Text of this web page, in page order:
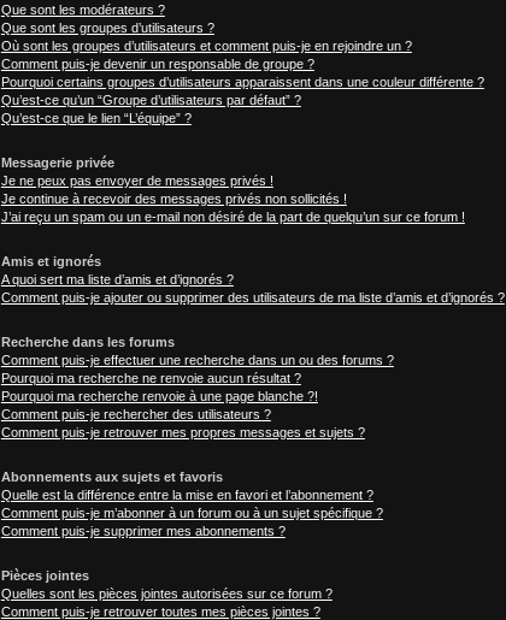
Que sont les modérateurs ?
Que sont les groupes d’utilisateurs ?
Où sont les groupes d’utilisateurs et comment puis-je en rejoindre un ?
Comment puis-je devenir un responsable de groupe ?
Pourquoi certains groupes d’utilisateurs apparaissent dans une couleur différente ?
Qu’est-ce qu’un “Groupe d’utilisateurs par défaut” ?
Qu’est-ce que le lien “L’équipe” ?
Messagerie privée
Je ne peux pas envoyer de messages privés !
Je continue à recevoir des messages privés non sollicités !
J’ai reçu un spam ou un e-mail non désiré de la part de quelqu’un sur ce forum !
Amis et ignorés
A quoi sert ma liste d’amis et d’ignorés ?
Comment puis-je ajouter ou supprimer des utilisateurs de ma liste d’amis et d’ignorés ?
Recherche dans les forums
Comment puis-je effectuer une recherche dans un ou des forums ?
Pourquoi ma recherche ne renvoie aucun résultat ?
Pourquoi ma recherche renvoie à une page blanche ?!
Comment puis-je rechercher des utilisateurs ?
Comment puis-je retrouver mes propres messages et sujets ?
Abonnements aux sujets et favoris
Quelle est la différence entre la mise en favori et l’abonnement ?
Comment puis-je m’abonner à un forum ou à un sujet spécifique ?
Comment puis-je supprimer mes abonnements ?
Pièces jointes
Quelles sont les pièces jointes autorisées sur ce forum ?
Comment puis-je retrouver toutes mes pièces jointes ?